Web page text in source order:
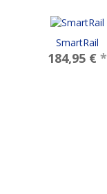
SmartRail
184,95 € *